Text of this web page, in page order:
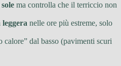
ma controlla che il terriccio non
nelle ore più estreme, solo
calore” dal basso (pavimenti scuri